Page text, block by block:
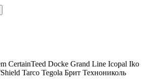
CertainTeed Docke Grand Line Icopal Iko
Tarco Tegola Брит Технониколь